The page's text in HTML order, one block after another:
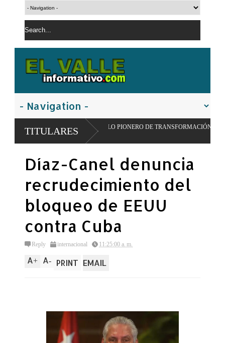
TITULARES
MODELO PIONERO DE TRANSFORMACIÓN ALIMENTARIA Y REDES
Díaz-Canel denuncia
recrudecimiento del
bloqueo de EEUU
contra Cuba
Reply internacional 11:25:00 a. m.
A+ A- PRINT EMAIL